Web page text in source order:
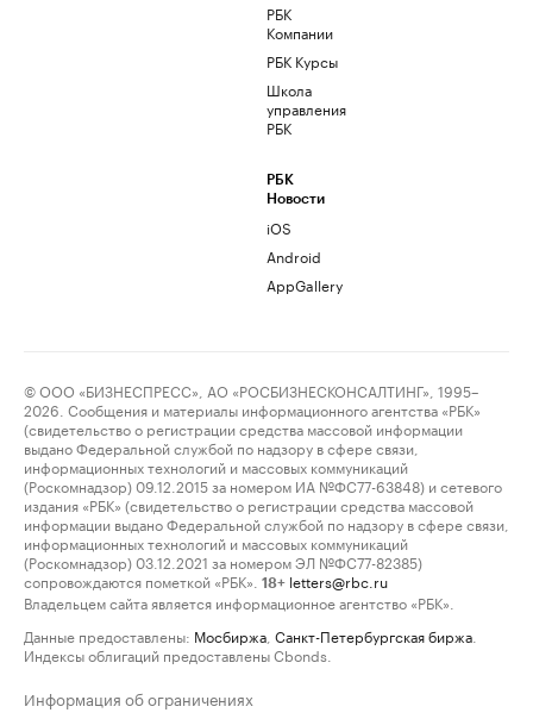
РБК
Компании
РБК Курсы
Школа
управления
РБК
РБК
Новости
iOS
Android
AppGallery
© ООО «БИЗНЕСПРЕСС», АО «РОСБИЗНЕСКОНСАЛТИНГ», 1995–
2026. Сообщения и материалы информационного агентства «РБК»
(свидетельство о регистрации средства массовой информации
выдано Федеральной службой по надзору в сфере связи,
информационных технологий и массовых коммуникаций
(Роскомнадзор) 09.12.2015 за номером ИА №ФС77-63848) и сетевого
издания «РБК» (свидетельство о регистрации средства массовой
информации выдано Федеральной службой по надзору в сфере связи,
информационных технологий и массовых коммуникаций
(Роскомнадзор) 03.12.2021 за номером ЭЛ №ФС77-82385)
сопровождаются пометкой «РБК».
18+ letters@rbc.ru
Владельцем сайта является информационное агентство «РБК».
Данные предоставлены: Мосбиржа Санкт-Петербургская биржа
Индексы облигаций предоставлены Cbonds.
Информация об ограничениях